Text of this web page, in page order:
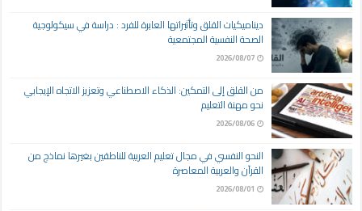
ديناميكيات القلق وتأثيراتها العابرة للفرد : دراسة في سيكولوجية
الصحة النفسية المجتمعية
2026/08/07
من القلق إلى التمكين: الذكاء الاصطناعي وتعزيز الاتجاه الإيجابي
نحو مهنة التعليم
2026/08/06
النحو النفسي في مجال تعليم العربية للناطقين بغيرها نماذج من
القرآن والعربية المعاصرة
2026/08/01